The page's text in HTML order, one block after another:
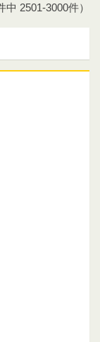
2501-3000件）